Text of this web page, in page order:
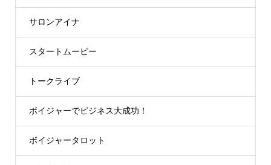
サロンアイナ
スタートムービー
トークライブ
ボイジャーでビジネス大成功！
ボイジャータロット